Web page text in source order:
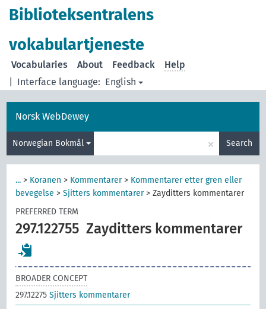
Biblioteksentralens
vokabulartjeneste
Interface language: English
Vocabularies About Feedback Help
Norsk WebDewey
Norwegian Bokmål × Search
... > Koranen > Kommentarer> Kommentarer etter gren eller
bevegelse >Sjitters kommentarer>Zayditters kommentarer
PREFERRED TERM
297.122755 Zayditters kommentarer
BROADER CONCEPT
297.12275Sjitters kommentarer